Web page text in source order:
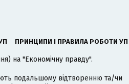
ПРИНЦИПИ І ПРАВИЛА РОБОТИ УП
на "Економічну правду".
подальшому відтворенню та/чи